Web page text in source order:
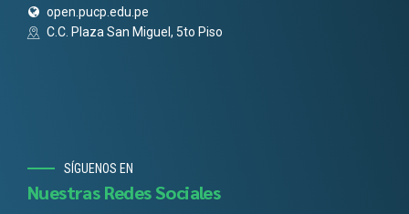
open.pucp.edu.pe
C.C. Plaza San Miguel, 5to Piso
SÍGUENOS EN
Nuestras Redes Sociales